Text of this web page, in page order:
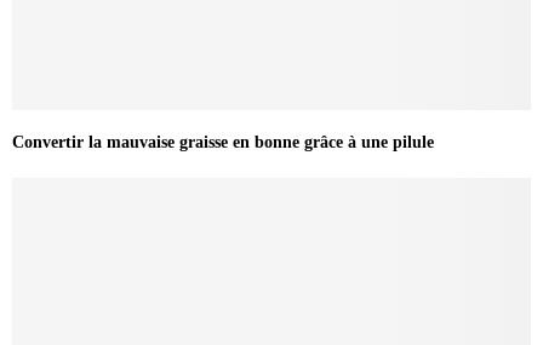
Convertir la mauvaise graisse en bonne grâce à une pilule